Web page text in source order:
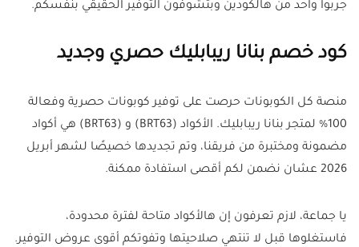
جربوا واحد من هالكودين وبتشوفون التوفير الحقيقي بنفسكم.
كود خصم بنانا ريبابليك حصري وجديد
منصة كل الكوبونات حرصت على توفير كوبونات حصرية وفعالة
100% لمتجر بنانا ريبابليك. الأكواد (BRT63) و (BRT63) هي أكواد
مضمونة ومختبرة من فريقنا، وتم تجديدها خصيصًا لشهر أبريل
2026 عشان نضمن لكم أقصى استفادة ممكنة.
يا جماعة، لازم تعرفون إن هالأكواد متاحة لفترة محدودة،
فاستغلوها قبل لا تنتهي صلاحيتها وتفوتكم أقوى عروض التوفير.